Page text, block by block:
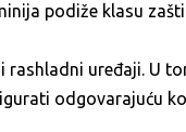
podiže klasu
uređaji. U
odgovarajuću